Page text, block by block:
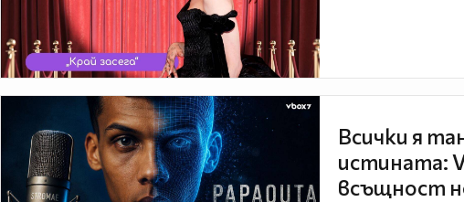
Всички я
истината:
всъщност